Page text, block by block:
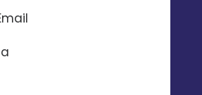
vous pourrez